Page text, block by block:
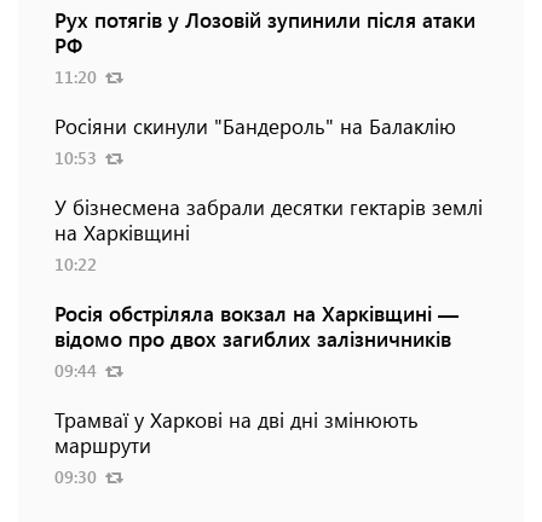
Рух потягів у Лозовій зупинили після атаки
РФ
11:20
Росіяни скинули "Бандероль" на Балаклію
10:53
У бізнесмена забрали десятки гектарів землі
на Харківщині
10:22
Росія обстріляла вокзал на Харківщині —
відомо про двох загиблих залізничників
09:44
Трамваї у Харкові на дві дні змінюють
маршрути
09:30